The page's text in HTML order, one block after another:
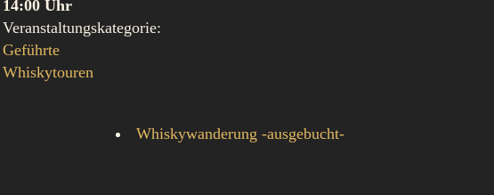
14:00 Uhr
Veranstaltungskategorie:
Geführte
Whiskytouren
Whiskywanderung -ausgebucht-